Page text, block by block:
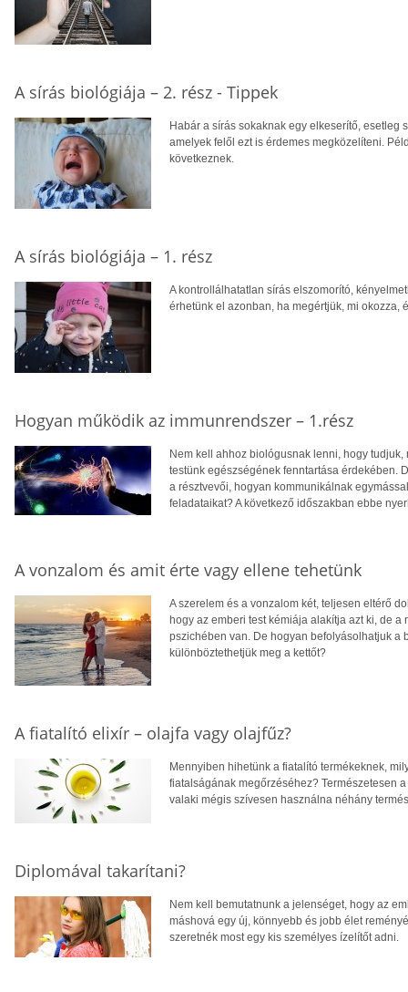
A sírás biológiája – 2. rész - Tippek
Habár a sírás sokaknak egy elkeserítő,
amelyek felől ezt is érdemes megközelíteni.
következnek.
A sírás biológiája – 1. rész
A kontrollálhatatlan sírás elszomorító,
érhetünk el azonban, ha megértjük, mi okozza,
Hogyan működik az immunrendszer – 1.rész
Nem kell ahhoz biológusnak lenni, hogy
testünk egészségének fenntartása érdekében.
a résztvevői, hogyan kommunikálnak
feladataikat? A következő időszakban ebbe
A vonzalom és amit érte vagy ellene tehetünk
A szerelem és a vonzalom két, teljesen eltérő
hogy az emberi test kémiája alakítja azt ki, de
pszichében van. De hogyan befolyásolhatjuk a
különböztethetjük meg a kettőt?
A fiatalító elixír – olajfa vagy olajfűz?
Mennyiben hihetünk a fiatalító termékeknek,
fiatalságának megőrzéséhez? Természetesen
valaki mégis szívesen használna néhány
Diplomával takarítani?
Nem kell bemutatnunk a jelenséget, hogy az
máshová egy új, könnyebb és jobb élet
szeretnék most egy kis személyes ízelítőt adni.